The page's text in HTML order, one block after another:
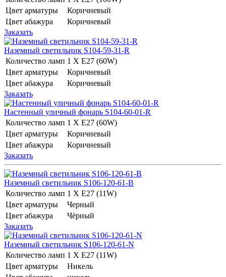
Цвет арматуры
Коричневый
Цвет абажура
Коричневый
Заказать
Наземный светильник S104-59-31-R
Количество ламп 1 Х E27 (60W)
Цвет арматуры
Коричневый
Цвет абажура
Коричневый
Заказать
Настенный уличный фонарь S104-60-01-R
Количество ламп 1 Х E27 (60W)
Цвет арматуры
Коричневый
Цвет абажура
Коричневый
Заказать
Наземный светильник S106-120-61-B
Количество ламп 1 Х E27 (11W)
Цвет арматуры
Черный
Цвет абажура
Чёрный
Заказать
Наземный светильник S106-120-61-N
Количество ламп 1 Х E27 (11W)
Цвет арматуры
Никель